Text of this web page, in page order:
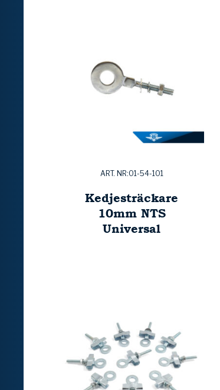
ART. NR:01-54-101
Kedjesträckare
10mm NTS
Universal